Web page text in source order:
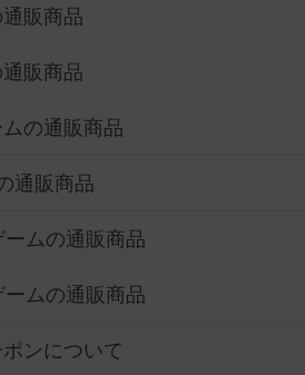
販商品
販商品
の通販商品
通販商品
ムの通販商品
ムの通販商品
ンについて